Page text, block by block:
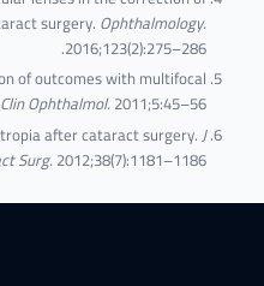
cataract surgery.Ophthalmology.
2016;123(2):275–286.
of outcomes with multifocal
Clin Ophthalmol.2011;5:45–56.
after cataract surgery.
Surg.2012;38(7):1181–1186.